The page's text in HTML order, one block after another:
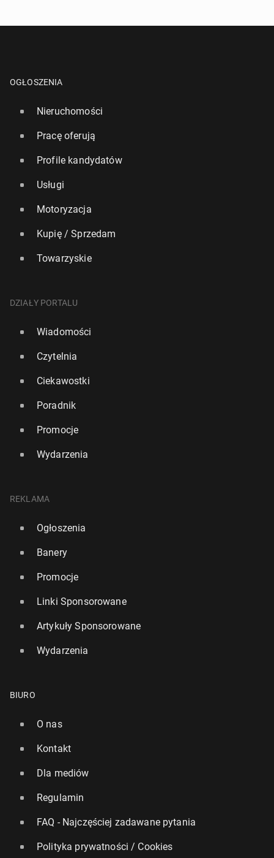
OGŁOSZENIA
Nieruchomości
Pracę oferują
Profile kandydatów
Usługi
Motoryzacja
Kupię / Sprzedam
Towarzyskie
DZIAŁY PORTALU
Wiadomości
Czytelnia
Ciekawostki
Poradnik
Promocje
Wydarzenia
REKLAMA
Ogłoszenia
Banery
Promocje
Linki Sponsorowane
Artykuły Sponsorowane
Wydarzenia
BIURO
O nas
Kontakt
Dla mediów
Regulamin
FAQ - Najczęściej zadawane pytania
Polityka prywatności / Cookies